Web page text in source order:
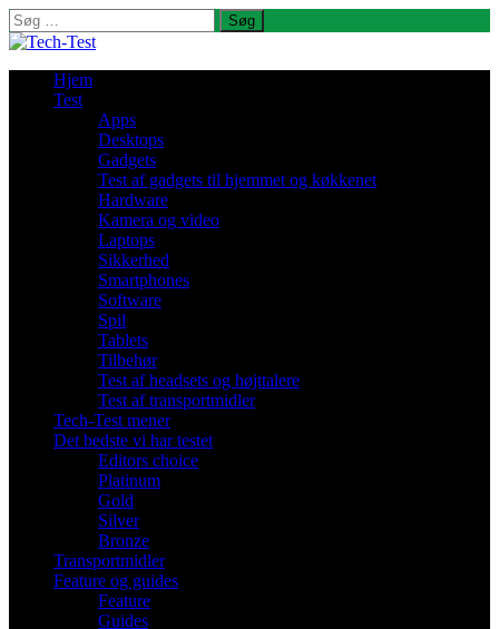
Søg
efter:
Hjem
Test
Apps
Desktops
Gadgets
Test af gadgets til hjemmet og køkkenet
Hardware
Kamera og video
Laptops
Sikkerhed
Smartphones
Software
Spil
Tablets
Tilbehør
Test af headsets og højttalere
Test af transportmidler
Tech-Test mener
Det bedste vi har testet
Editors choice
Platinum
Gold
Silver
Bronze
Transportmidler
Feature og guides
Feature
Guides